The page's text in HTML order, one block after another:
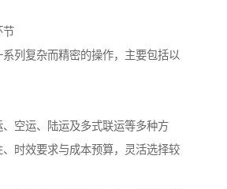
节
系列复杂而精密的操作，主要包括以
、空运、陆运及多式联运等多种方
时效要求与成本预算，灵活选择较